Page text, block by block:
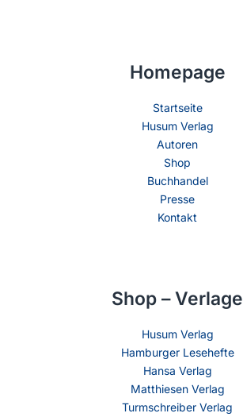
Homepage
Startseite
Husum Verlag
Autoren
Shop
Buchhandel
Presse
Kontakt
Shop – Verlage
Husum Verlag
Hamburger Lesehefte
Hansa Verlag
Matthiesen Verlag
Turmschreiber Verlag